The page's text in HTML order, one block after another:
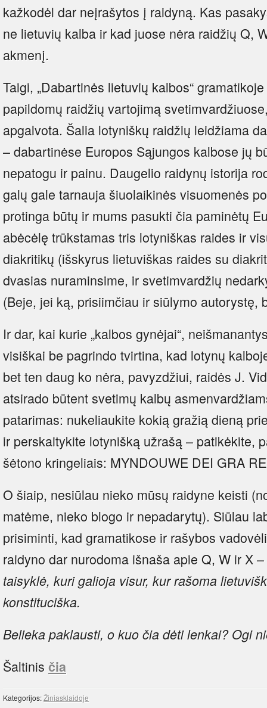
kažkodėl dar neįrašytos į raidyną. Kas
ne lietuvių kalba ir kad juose nėra raidžių Q,
akmenį.
Taigi, „Dabartinės lietuvių kalbos“
papildomų raidžių vartojimą
apgalvota. Šalia lotyniškų raidžių leidžiama
– dabartinėse Europos Sąjungos kalbose jų
nepatogu ir painu. Daugelio raidynų istorija
galų gale tarnauja šiuolaikinės visuomenės
protinga būtų ir mums pasukti čia paminėtų
abėcėlę trūkstamas tris lotyniškas raides ir
diakritikų (išskyrus lietuviškas raides su
dvasias nuraminsime, ir svetimvardžių
(Beje, jei ką, prisiimčiau ir siūlymo autorystę,
Ir dar, kai kurie „kalbos gynėjai“,
visiškai be pagrindo tvirtina, kad lotynų
bet ten daug ko nėra, pavyzdžiui, raidės J.
atsirado būtent svetimų kalbų
patarimas: nukeliaukite kokią gražią dieną
ir perskaitykite lotynišką užrašą – patikėkite,
šėtono kringeliais: MYNDOUWE DEI GRA
O šiaip, nesiūlau nieko mūsų raidyne keisti
matėme, nieko blogo ir nepadarytų). Siūlau
prisiminti, kad gramatikose ir rašybos
raidyno dar nurodoma išnaša apie Q, W ir X –
taisyklė, kuri galioja visur, kur rašoma
konstituciška.
Belieka paklausti, o kuo čia dėti lenkai? Ogi
Šaltinis čia
Kategorijos:Žiniasklaidoje